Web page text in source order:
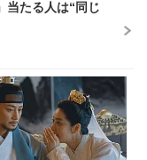
当たる人は“同じ